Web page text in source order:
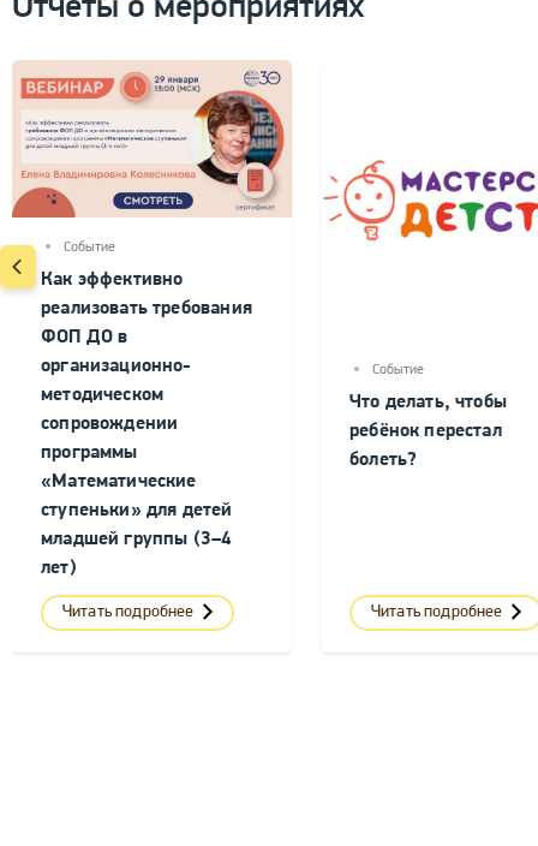
Отчёты о мероприятиях
Событие
Как эффективно
реализовать требования
ФОП ДО в
организационно-
методическом
сопровождении
программы
«Математические
ступеньки» для детей
младшей группы (3–4
лет)
Читать подробнее
Событие
Что делать, чтобы
ребёнок перестал
болеть?
Читать подробнее